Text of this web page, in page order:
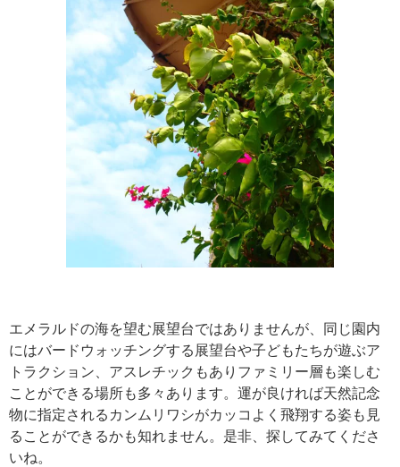
エメラルドの海を望む展望台ではありませんが、同じ園内
にはバードウォッチングする展望台や子どもたちが遊ぶア
トラクション、アスレチックもありファミリー層も楽しむ
ことができる場所も多々あります。運が良ければ天然記念
物に指定されるカンムリワシがカッコよく飛翔する姿も見
ることができるかも知れません。是非、探してみてくださ
いね。